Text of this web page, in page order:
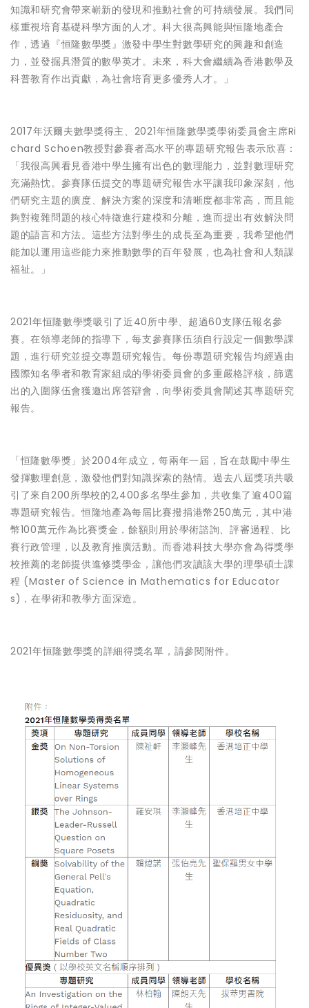
知識和研究會帶來嶄新的發現和推動社會的可持續發展。我們同
樣重視培育基礎科學方面的人才。科大很高興能與恒隆地產合
作，透過『恒隆數學獎』激發中學生對數學研究的興趣和創造
力，並發掘具潛質的數學英才。未來，科大會繼續為香港數學及
科普教育作出貢獻，為社會培育更多優秀人才。」
2017年沃爾夫數學獎得主、2021年恒隆數學獎學術委員會主席Ri
chard Schoen教授對參賽者高水平的專題研究報告表示欣喜：
「我很高興看見香港中學生擁有出色的數理能力，並對數理研究
充滿熱忱。參賽隊伍提交的專題研究報告水平讓我印象深刻，他
們研究主題的廣度、解決方案的深度和清晰度都非常高，而且能
夠對複雜問題的核心特徵進行建模和分離，進而提出有效解決問
題的語言和方法。這些方法對學生的成長至為重要，我希望他們
能加以運用這些能力來推動數學的百年發展，也為社會和人類謀
福祉。」
2021年恒隆數學獎吸引了近40所中學、超過60支隊伍報名參
賽。在領導老師的指導下，每支參賽隊伍須自行設定一個數學課
題，進行研究並提交專題研究報告。每份專題研究報告均經過由
國際知名學者和教育家組成的學術委員會的多重嚴格評核，篩選
出的入圍隊伍會獲邀出席答辯會，向學術委員會闡述其專題研究
報告。
「恒隆數學獎」於2004年成立，每兩年一屆，旨在鼓勵中學生
發揮數理創意，激發他們對知識探索的熱情。過去八屆獎項共吸
引了來自200所學校的2,400多名學生參加，共收集了逾400篇
專題研究報告。恒隆地產為每屆比賽撥捐港幣250萬元，其中港
幣100萬元作為比賽獎金，餘額則用於學術諮詢、評審過程、比
賽行政管理，以及教育推廣活動。而香港科技大學亦會為得獎學
校推薦的老師提供進修獎學金，讓他們攻讀該大學的理學碩士課
程 (Master of Science in Mathematics for Educator
s)，在學術和教學方面深造。
2021年恒隆數學獎的詳細得獎名單，請參閱附件。